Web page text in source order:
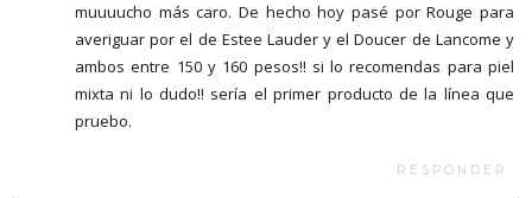
muuuucho más caro. De hecho hoy pasé por Rouge para
averiguar por el de Estee Lauder y el Doucer de Lancome y
ambos entre 150 y 160 pesos!! si lo recomendas para piel
mixta ni lo dudo!! sería el primer producto de la línea que
pruebo.
RESPONDER